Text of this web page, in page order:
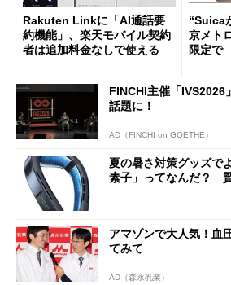
Rakuten Linkに「AI通話要
約機能」、楽天モバイル契約
者は追加料金なしで使える
“Suica
京メト
限定で
FINCHI主催「IVS2026
話題に！
AD（FINCHI on GOETHE）
夏の暑さ対策グッズで
素子」ってなんだ？
アマゾンで大人気！血
てみて
AD（森永乳業）